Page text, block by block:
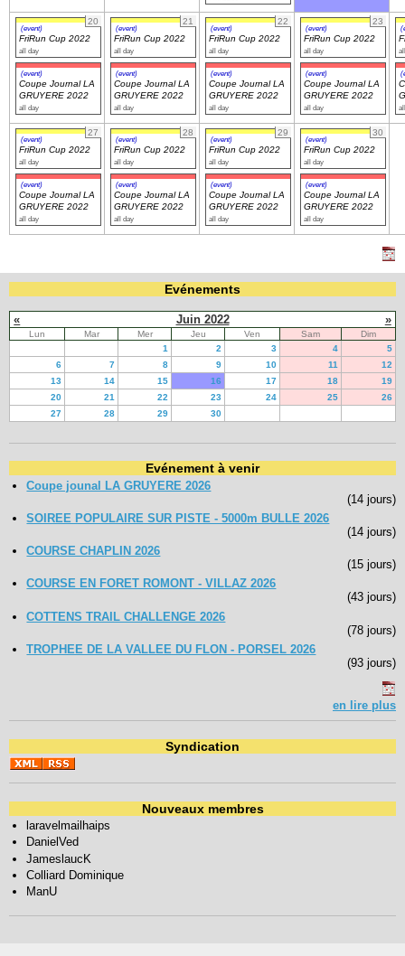
20
(event)
FriRun Cup 2022
all day
(event)
Coupe Journal LA
GRUYERE 2022
all day
21
(event)
FriRun Cup 2022
all day
(event)
Coupe Journal LA
GRUYERE 2022
all day
22
(event)
FriRun Cup 2022
all day
(event)
Coupe Journal LA
GRUYERE 2022
all day
23
(event)
FriRun Cup 2022
all day
(event)
Coupe Journal LA
GRUYERE 2022
all day
27
(event)
FriRun Cup 2022
all day
(event)
Coupe Journal LA
GRUYERE 2022
all day
28
(event)
FriRun Cup 2022
all day
(event)
Coupe Journal LA
GRUYERE 2022
all day
29
(event)
FriRun Cup 2022
all day
(event)
Coupe Journal LA
GRUYERE 2022
all day
30
(event)
FriRun Cup 2022
all day
(event)
Coupe Journal LA
GRUYERE 2022
all day
Evénements
« Juin 2022 »
Lun Mar Mer Jeu Ven Sam
Dim
1
2 3 4
5
6
7 8 9 10 11
12
13
14 15 16 17 18
19
20
21 22 23 24 25
26
27
28 29 30
Evénement à venir
Coupe jounal LA GRUYERE 2026
(14 jours)
SOIREE POPULAIRE SUR PISTE - 5000m BULLE 2026
(14 jours)
COURSE CHAPLIN 2026
(15 jours)
COURSE EN FORET ROMONT - VILLAZ 2026
(43 jours)
COTTENS TRAIL CHALLENGE 2026
(78 jours)
TROPHEE DE LA VALLEE DU FLON - PORSEL 2026
(93 jours)
en lire plus
Syndication
Nouveaux membres
laravelmailhaips
DanielVed
JameslaucK
Colliard Dominique
ManU